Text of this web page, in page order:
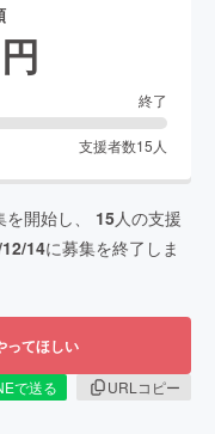
円
終了
支援者数15 人
を開始し、 15人の支援
14に募集を終了しま
ってほしい
で送る
URLコピー